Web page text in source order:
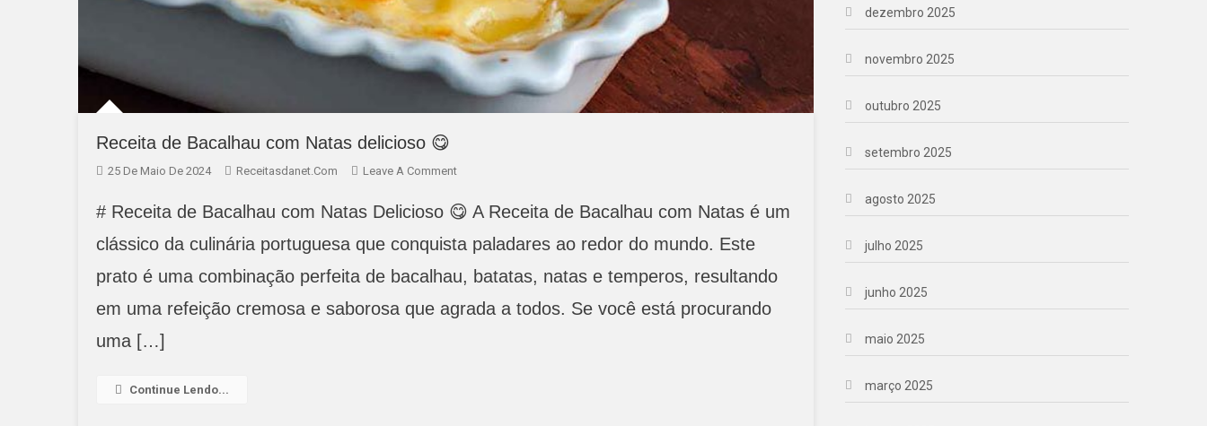
Receita de Bacalhau com Natas delicioso 😋
25 De Maio De 2024 Receitasdanet.com Leave A CommentOn
De
Com
Natas
😋
# Receita de Bacalhau com Natas Delicioso 😋 A Receita de Bacalhau com Natas é um
clássico da culinária portuguesa que conquista paladares ao redor do mundo. Este
prato é uma combinação perfeita de bacalhau, batatas, natas e temperos, resultando
em uma refeição cremosa e saborosa que agrada a todos. Se você está procurando
uma […]
Continue Lendo...
dezembro 2025
novembro 2025
outubro 2025
setembro 2025
agosto 2025
julho 2025
junho 2025
maio 2025
março 2025